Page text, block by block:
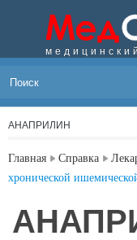
АНАПРИЛИН
Главная Справка
хронической